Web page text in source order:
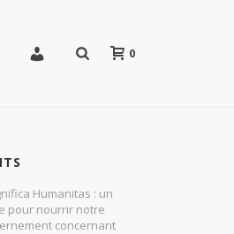
0
Humanitas : un
pour nourrir notre
concernant